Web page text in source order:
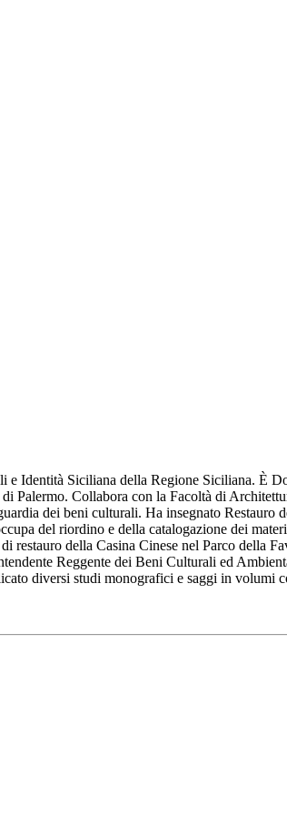
Identità Siciliana della Regione Siciliana. È
Palermo. Collabora con la Facoltà di
dei beni culturali. Ha insegnato Restauro
del riordino e della catalogazione dei
della Casina Cinese nel Parco della
Reggente dei Beni Culturali ed
diversi studi monografici e saggi in